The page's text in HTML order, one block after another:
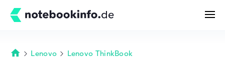
Startseite
Lenovo Lenovo ThinkBook